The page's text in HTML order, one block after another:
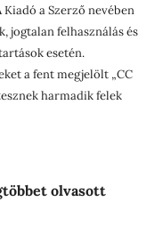
a Szerző nevében
jogtalan felhasználás és
esetén.
a fent megjelölt „CC
harmadik felek
olvasott